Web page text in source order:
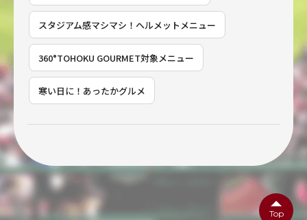
スタジアム感マシマシ！ヘルメットメニュー
360°TOHOKU GOURMET対象メニュー
寒い日に！あったかグルメ
Top